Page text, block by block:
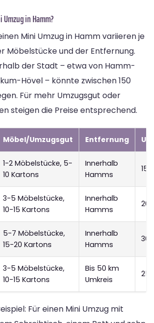
in Hamm?
Mini Umzug in Hamm variieren je
Möbelstücke und der Entfernung.
der Stadt – etwa von Hamm-
Hövel – könnte zwischen 150
Für mehr Umzugsgut oder
steigen die Preise entsprechend.
Möbel/Umzugsgut Entfernung
1-2 Möbelstücke, 5-
10 Kartons
Innerhalb
Hamms
3-5 Möbelstücke,
10-15 Kartons
Innerhalb
Hamms
5-7 Möbelstücke,
15-20 Kartons
Innerhalb
Hamms
3-5 Möbelstücke,
10-15 Kartons
Bis 50 km
Umkreis
Für einen Mini Umzug mit